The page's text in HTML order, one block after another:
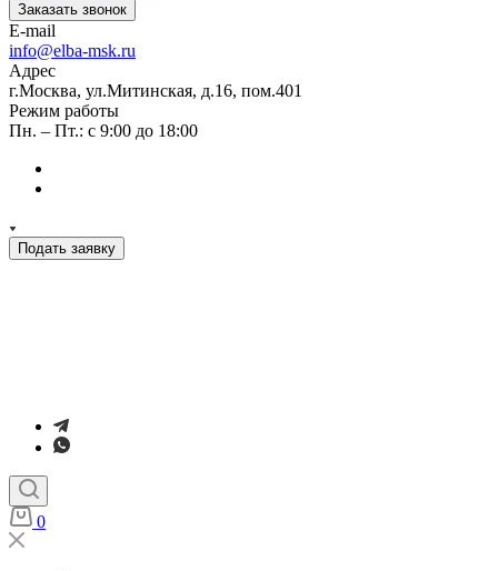
Заказать звонок
E-mail
info@elba-msk.ru
Адрес
г.Москва, ул.Митинская, д.16, пом.401
Режим работы
Пн. – Пт.: с 9:00 до 18:00
Подать заявку
0